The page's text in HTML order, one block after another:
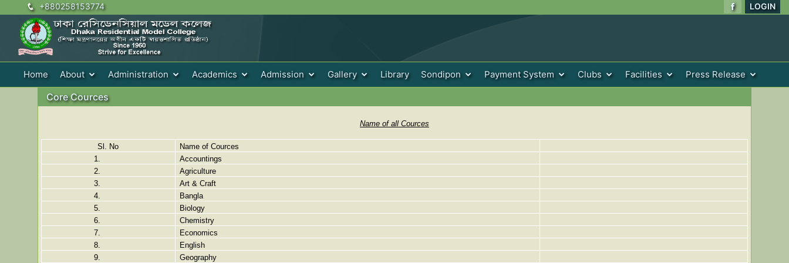
+880258153774 LOGIN
Home About Administration Academics Admission Gallery Library Sondipon Payment System Clubs Facilities Press Release
Core Cources
Name of all Cources
Sl. No
Name of Cources
1.
Accountings
2.
Agriculture
3.
Art & Craft
4.
Bangla
5.
Biology
6.
Chemistry
7.
Economics
8.
English
9.
Geography